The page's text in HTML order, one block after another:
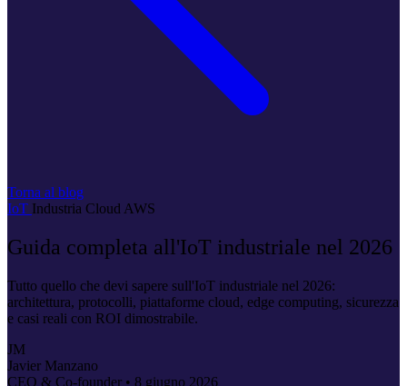
Torna al blog
IoT Industria Cloud AWS
Guida completa all'IoT industriale nel 2026
Tutto quello che devi sapere sull'IoT industriale nel 2026:
architettura, protocolli, piattaforme cloud, edge computing, sicurezza
e casi reali con ROI dimostrabile.
JM
Javier Manzano
CEO & Co-founder • 8 giugno 2026